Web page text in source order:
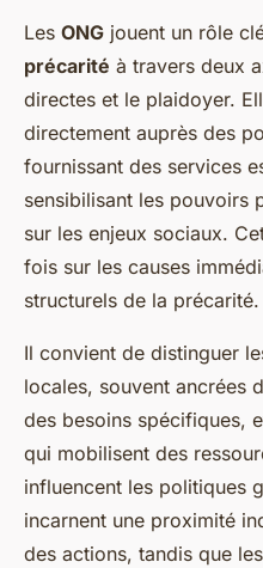
Les ONG jouent un rôle
précarité à travers deux
directes et le plaidoyer.
directement auprès des
fournissant des services
sensibilisant les pouvoirs
sur les enjeux sociaux.
fois sur les causes
structurels de la précarité.
Il convient de distinguer
locales, souvent ancrées
des besoins spécifiques,
qui mobilisent des
influencent les politiques
incarnent une proximité
des actions, tandis que